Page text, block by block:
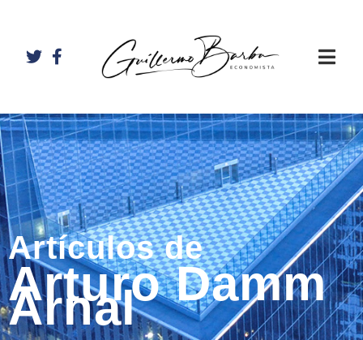
Artículos de
Arturo Damm
Arnal